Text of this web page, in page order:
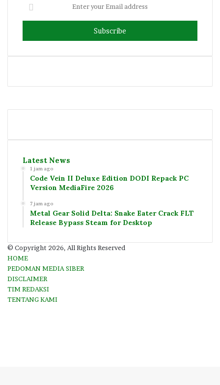
your
Email
Latest News
1 jam ago
Code Vein II Deluxe Edition DODI Repack PC
Version MediaFire 2026
7 jam ago
Metal Gear Solid Delta: Snake Eater Crack FLT
Release Bypass Steam for Desktop
© Copyright 2026, All Rights Reserved
HOME
PEDOMAN MEDIA SIBER
DISCLAIMER
TIM REDAKSI
TENTANG KAMI